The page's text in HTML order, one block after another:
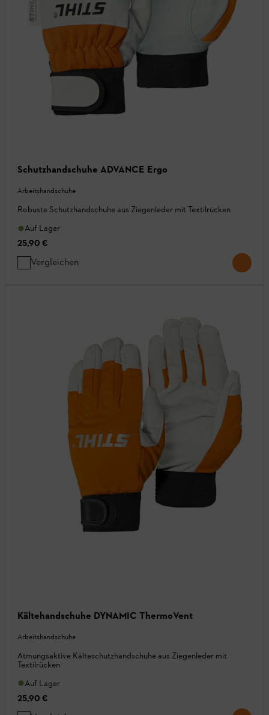
Schutzhandschuhe ADVANCE Ergo
Arbeitshandschuhe
Robuste Schutzhandschuhe aus Ziegenleder mit Textilrücken
Auf Lager
25,90 €
Vergleichen
Kältehandschuhe DYNAMIC ThermoVent
Arbeitshandschuhe
Atmungsaktive Kälteschutzhandschuhe aus Ziegenleder mit
Textilrücken
Auf Lager
25,90 €